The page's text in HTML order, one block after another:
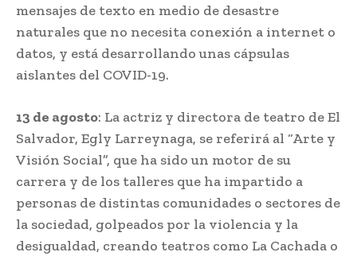
mensajes de texto en medio de desastre
naturales que no necesita conexión a internet o
datos, y está desarrollando unas cápsulas
aislantes del COVID-19.
13 de agosto: La actriz y directora de teatro de El
Salvador, Egly Larreynaga, se referirá al “Arte y
Visión Social”, que ha sido un motor de su
carrera y de los talleres que ha impartido a
personas de distintas comunidades o sectores de
la sociedad, golpeados por la violencia y la
desigualdad, creando teatros como La Cachada o